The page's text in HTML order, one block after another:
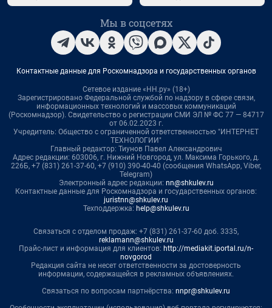
Мы в соцсетях
Контактные данные для Роскомнадзора и государственных органов
Сетевое издание «НН.ру» (18+)
Зарегистрировано Федеральной службой по надзору в сфере связи,
информационных технологий и массовых коммуникаций
(Роскомнадзор). Свидетельство о регистрации СМИ ЭЛ № ФС 77 — 84717
от 06.02.2023 г.
Учредитель: Общество с ограниченной ответственностью "ИНТЕРНЕТ
ТЕХНОЛОГИИ"
Главный редактор: Тиунов Павел Александрович
Адрес редакции: 603006, г. Нижний Новгород, ул. Максима Горького, д.
226Б, +7 (831) 261-37-60, +7 (910) 390-40-40 (сообщения WhatsApp, Viber,
Telegram)
Электронный адрес редакции: nn@shkulev.ru
Контактные данные для Роскомнадзора и государственных органов:
juristnn@shkulev.ru
Техподдержка: help@shkulev.ru
Связаться с отделом продаж: +7 (831) 261-37-60 доб. 3335,
reklamann@shkulev.ru
Прайс-лист и информация для клиентов: http://mediakit.iportal.ru/n-
novgorod
Редакция сайта не несет ответственности за достоверность
информации, содержащейся в рекламных объявлениях.
Связаться по вопросам партнёрства: nnpr@shkulev.ru